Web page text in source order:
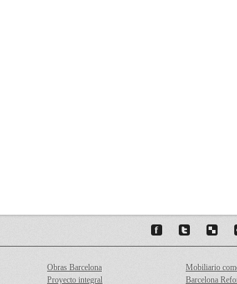
Obras Barcelona
Mobiliario
Proyecto integral Barcelona